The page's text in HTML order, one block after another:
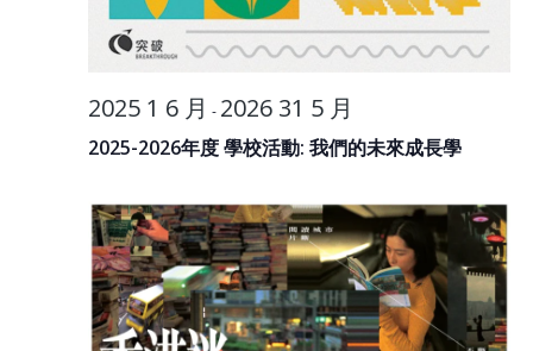
2025 1 6 月 - 2026 31 5 月
2025-2026年度 學校活動: 我們的未來成長學